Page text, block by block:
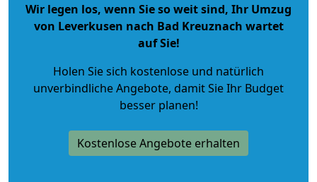
Wir legen los, wenn Sie so weit sind, Ihr Umzug
von Leverkusen nach Bad Kreuznach wartet
auf Sie!
Holen Sie sich kostenlose und natürlich
unverbindliche Angebote, damit Sie Ihr Budget
besser planen!
Kostenlose Angebote erhalten